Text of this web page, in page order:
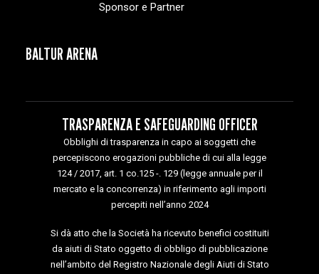
Sponsor e Partner
BALTUR ARENA
TRASPARENZA E SAFEGUARDING OFFICER
Obblighi di trasparenza in capo ai soggetti che
percepiscono erogazioni pubbliche di cui alla legge
124 / 2017, art. 1 co.125 -. 129 (legge annuale per il
mercato e la concorrenza) in riferimento agli importi
percepiti nell’anno 2024
Si dà atto che la Società ha ricevuto benefici costituiti
da aiuti di Stato oggetto di obbligo di pubblicazione
nell’ambito del Registro Nazionale degli Aiuti di Stato